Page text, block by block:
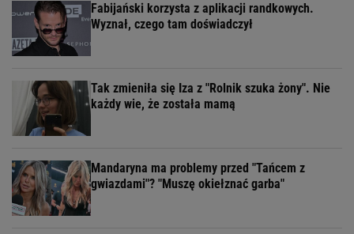
Fabijański korzysta z aplikacji randkowych.
Wyznał, czego tam doświadczył
Tak zmieniła się Iza z "Rolnik szuka żony". Nie
każdy wie, że została mamą
Mandaryna ma problemy przed "Tańcem z
gwiazdami"? "Muszę okiełznać garba"